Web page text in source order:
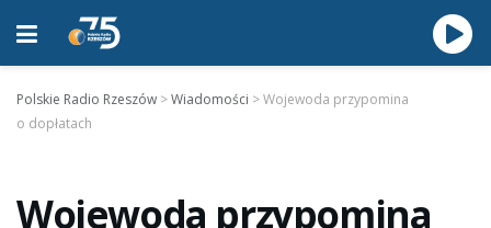
Polskie Radio Rzeszów >Wiadomości >Wojewoda przypomina
o dopłatach
Wojewoda przypomina